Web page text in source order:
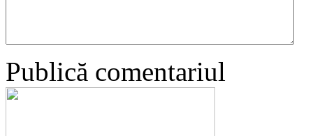
Publică comentariul